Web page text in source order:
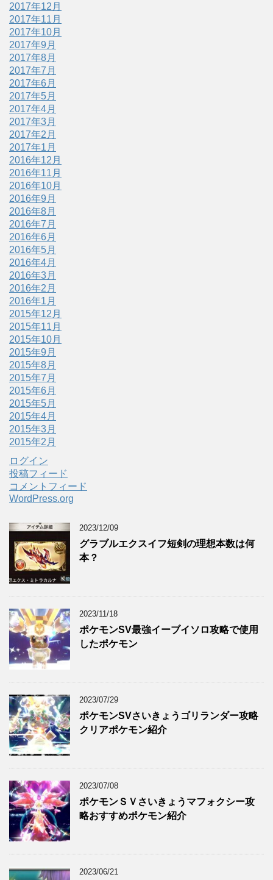
2017年12月
2017年11月
2017年10月
2017年9月
2017年8月
2017年7月
2017年6月
2017年5月
2017年4月
2017年3月
2017年2月
2017年1月
2016年12月
2016年11月
2016年10月
2016年9月
2016年8月
2016年7月
2016年6月
2016年5月
2016年4月
2016年3月
2016年2月
2016年1月
2015年12月
2015年11月
2015年10月
2015年9月
2015年8月
2015年7月
2015年6月
2015年5月
2015年4月
2015年3月
2015年2月
ログイン
投稿フィード
コメントフィード
WordPress.org
2023/12/09
グラブルエクスイフ短剣の理想本数は何
本？
2023/11/18
ポケモンSV最強イーブイソロ攻略で使用
したポケモン
2023/07/29
ポケモンSVさいきょうゴリランダー攻略
クリアポケモン紹介
2023/07/08
ポケモンＳＶさいきょうマフォクシー攻
略おすすめポケモン紹介
2023/06/21